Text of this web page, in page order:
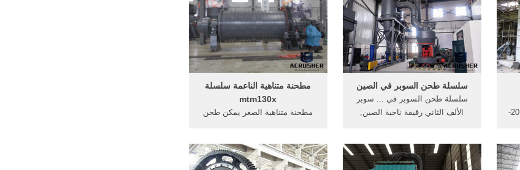
مطحنة متناهية الناعمة سلسلة
mtm130x
مطحنة متناهية الصغر يمكن طحن
سلسلة طحن السوبر في الصين
سلسلة طحن السوبر في ... سوبر
الألف الثاني رقيقة ناحية الصين;
الرمل السيليكا طحن مطحنة 2017-